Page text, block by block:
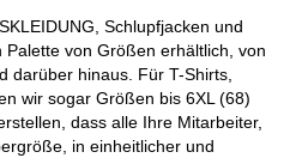
Schlupfjacken und
von Größen erhältlich, von
darüber hinaus. Für T-Shirts,
wir sogar Größen bis 6XL (68)
dass alle Ihre Mitarbeiter,
in einheitlicher und